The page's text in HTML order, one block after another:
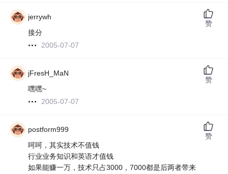
jerrywh
接分
2005-07-07
赞
jFresH_MaN
嘿嘿~
2005-07-07
赞
postform999
呵呵，其实技术不值钱
行业业务知识和英语才值钱
如果能赚一万，技术只占3000，7000都是后两者带来
赞